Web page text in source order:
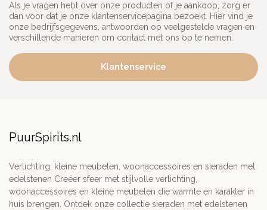
Als je vragen hebt over onze producten of je aankoop, zorg er
dan voor dat je onze klantenservicepagina bezoekt. Hier vind je
onze bedrijfsgegevens, antwoorden op veelgestelde vragen en
verschillende manieren om contact met ons op te nemen.
Klantenservice
PuurSpirits.nl
Verlichting, kleine meubelen, woonaccessoires en sieraden met
edelstenen Creëer sfeer met stijlvolle verlichting,
woonaccessoires en kleine meubelen die warmte en karakter in
huis brengen. Ontdek onze collectie sieraden met edelstenen